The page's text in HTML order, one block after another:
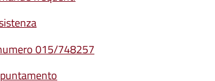
015/748257